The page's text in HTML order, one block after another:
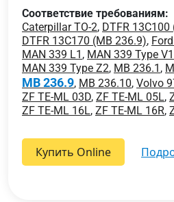
Соответствие требованиям:
Caterpillar TO-2, DTFR
DTFR 13C170 (MB 236.9),
MAN 339 L1 , MAN 339 Type V1
MAN 339 Type Z2, MB 236.1 ,
MB 236.9, MB 236.10, Volvo
ZF TE-ML 03D, ZF TE-ML 05L,
ZF TE-ML 16L, ZF TE-ML 16R,
Купить Online